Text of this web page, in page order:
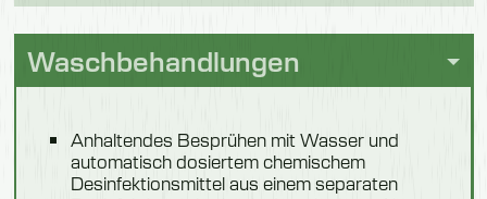
Waschbehandlungen
Anhaltendes Besprühen mit Wasser und
automatisch dosiertem chemischem
Desinfektionsmittel aus einem separaten